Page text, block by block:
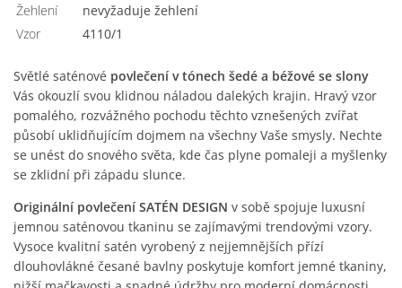
Žehlení
nevyžaduje žehlení
Vzor
4110/1
Světlé saténové povlečení v tónech šedé a béžové se slony
Vás okouzlí svou klidnou náladou dalekých krajin. Hravý vzor
pomalého, rozvážného pochodu těchto vznešených zvířat
působí uklidňujícím dojmem na všechny Vaše smysly. Nechte
se unést do snového světa, kde čas plyne pomaleji a myšlenky
se zklidní při západu slunce.
Originální povlečení SATÉN DESIGN v sobě spojuje luxusní
jemnou saténovou tkaninu se zajímavými trendovými vzory.
Vysoce kvalitní satén vyrobený z nejjemnějších přízí
dlouhovlákné česané bavlny poskytuje komfort jemné tkaniny,